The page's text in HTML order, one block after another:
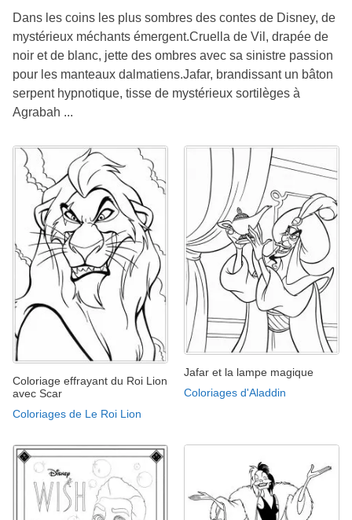
Dans les coins les plus sombres des contes de Disney, de
mystérieux méchants émergent.Cruella de Vil, drapée de
noir et de blanc, jette des ombres avec sa sinistre passion
pour les manteaux dalmatiens.Jafar, brandissant un bâton
serpent hypnotique, tisse de mystérieux sortilèges à
Agrabah ...
Coloriage effrayant du Roi Lion
avec Scar
Coloriages de Le Roi Lion
Jafar et la lampe magique
Coloriages d'Aladdin